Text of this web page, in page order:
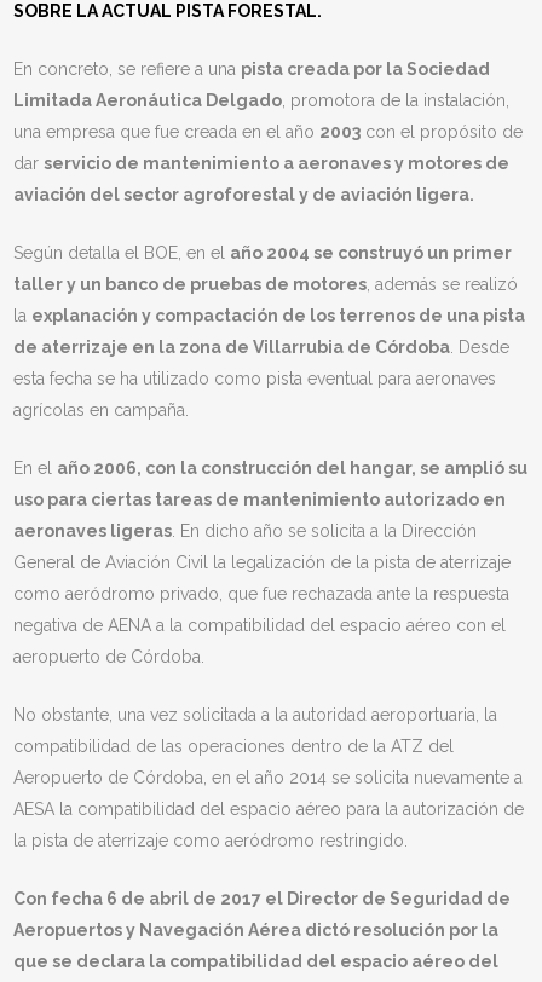
SOBRE LA ACTUAL PISTA FORESTAL.
En concreto, se refiere a una pista creada por la Sociedad
Limitada Aeronáutica Delgado , promotora de la instalación,
una empresa que fue creada en el año 2003 con el propósito de
darservicio de mantenimiento a aeronaves y motores de
aviación del sector agroforestal y de aviación ligera.
Según detalla el BOE, en el año 2004 se construyó un primer
taller y un banco de pruebas de motores , además se realizó
la explanación y compactación de los terrenos de una pista
de aterrizaje en la zona de Villarrubia de Córdoba . Desde
esta fecha se ha utilizado como pista eventual para aeronaves
agrícolas en campaña.
En el año 2006, con la construcción del hangar, se amplió su
uso para ciertas tareas de mantenimiento autorizado en
aeronaves ligeras . En dicho año se solicita a la Dirección
General de Aviación Civil la legalización de la pista de aterrizaje
como aeródromo privado, que fue rechazada ante la respuesta
negativa de AENA a la compatibilidad del espacio aéreo con el
aeropuerto de Córdoba.
No obstante, una vez solicitada a la autoridad aeroportuaria, la
compatibilidad de las operaciones dentro de la ATZ del
Aeropuerto de Córdoba, en el año 2014 se solicita nuevamente a
AESA la compatibilidad del espacio aéreo para la autorización de
la pista de aterrizaje como aeródromo restringido.
Con fecha 6 de abril de 2017 el Director de Seguridad de
Aeropuertos y Navegación Aérea dictó resolución por la
que se declara la compatibilidad del espacio aéreo del